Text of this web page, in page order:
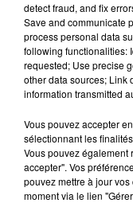
LES JEUX
detect fraud, and fix
Save and communicate
process personal data
following functionalities:
requested; Use precise
other data sources; Link
information transmitted
Vous pouvez accepter
sélectionnant les
Vous pouvez également
accepter". Vos
pouvez mettre à jour
moment via le lien